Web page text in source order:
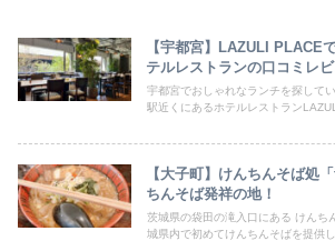
【宇都宮】LAZULI PLACE
テルレストランの口コミレ
宇都宮でおしゃれなランチを探して
駅近くにあるホテルレストラン
【大子町】けんちんそば処
ちんそば発祥の地！
茨城県の袋田の滝入口にある けんち
城県内で初めてけんちんそばを提供